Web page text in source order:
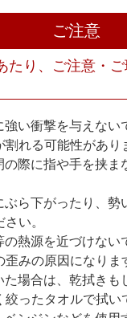
ご注意
たり、ご注意・
い衝撃を与えない
れる可能性があり
際に指や手を挟ま
ら下がったり、勢
い。
熱源を近づけない
歪みの原因になりま
場合は、乾拭きも
ったタオルで拭い